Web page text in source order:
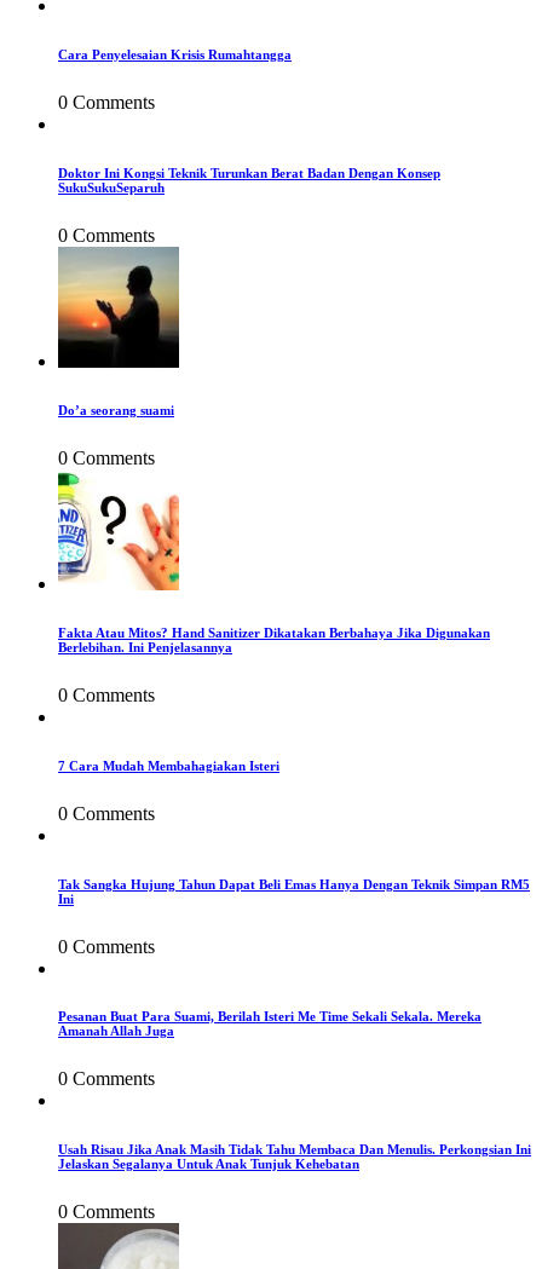
Cara Penyelesaian Krisis Rumahtangga
0 Comments
Doktor Ini Kongsi Teknik Turunkan Berat Badan Dengan Konsep
SukuSukuSeparuh
0 Comments
Do’a seorang suami
0 Comments
Fakta Atau Mitos? Hand Sanitizer Dikatakan Berbahaya Jika Digunakan
Berlebihan. Ini Penjelasannya
0 Comments
7 Cara Mudah Membahagiakan Isteri
0 Comments
Tak Sangka Hujung Tahun Dapat Beli Emas Hanya Dengan Teknik Simpan RM5
Ini
0 Comments
Pesanan Buat Para Suami, Berilah Isteri Me Time Sekali Sekala. Mereka
Amanah Allah Juga
0 Comments
Usah Risau Jika Anak Masih Tidak Tahu Membaca Dan Menulis. Perkongsian Ini
Jelaskan Segalanya Untuk Anak Tunjuk Kehebatan
0 Comments